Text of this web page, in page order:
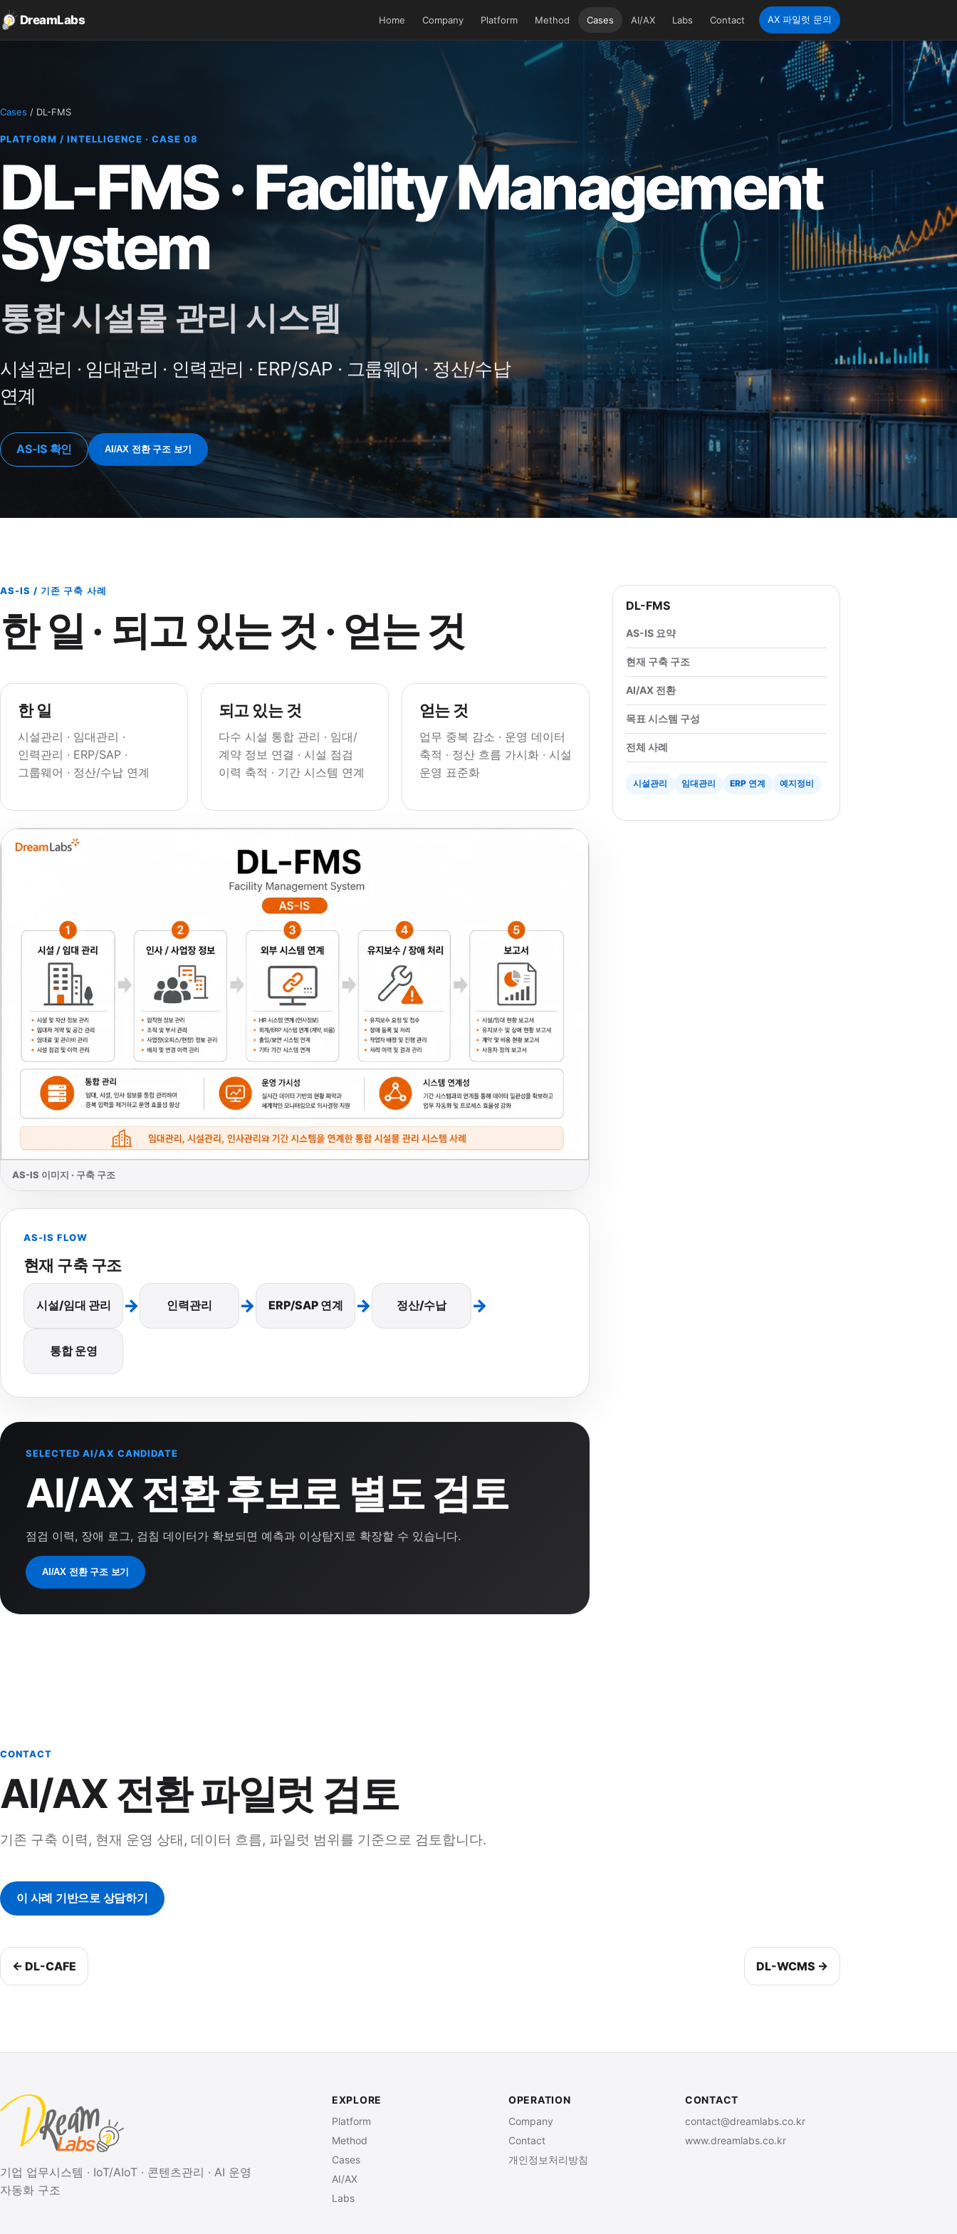
DreamLabs Home Company Platform Method Cases AI/AX Labs Contact AX 파일럿 문의
Cases / DL-FMS
PLATFORM / INTELLIGENCE · CASE 08
DL-FMS · Facility Management
System
통합 시설물 관리 시스템
시설관리 · 임대관리 · 인력관리 · ERP/SAP · 그룹웨어 · 정산/수납
연계
AS-IS 확인 AI/AX 전환 구조 보기
AS-IS / 기존 구축 사례
한 일 · 되고 있는 것 · 얻는 것
한 일
시설관리 · 임대관리 ·
인력관리 · ERP/SAP ·
그룹웨어 · 정산/수납 연계
되고 있는 것
다수 시설 통합 관리 · 임대/
계약 정보 연결 · 시설 점검
이력 축적 · 기간 시스템 연계
얻는 것
업무 중복 감소 · 운영 데이터
축적 · 정산 흐름 가시화 · 시설
운영 표준화
AS-IS 이미지 · 구축 구조
AS-IS FLOW
현재 구축 구조
시설/임대 관리 → 인력관리 → ERP/SAP 연계 → 정산/수납 →
통합 운영
SELECTED AI/AX CANDIDATE
AI/AX 전환 후보로 별도 검토
점검 이력, 장애 로그, 검침 데이터가 확보되면 예측과 이상탐지로 확장할 수 있습니다.
AI/AX 전환 구조 보기
DL-FMS
AS-IS 요약
현재 구축 구조
AI/AX 전환
목표 시스템 구성
전체 사례
시설관리 임대관리 ERP 연계 예지정비
CONTACT
AI/AX 전환 파일럿 검토
기존 구축 이력, 현재 운영 상태, 데이터 흐름, 파일럿 범위를 기준으로 검토합니다.
이 사례 기반으로 상담하기
← DL-CAFE DL-WCMS →
기업 업무시스템 · IoT/AIoT · 콘텐츠관리 · AI 운영
자동화 구조
EXPLORE
Platform
Method
Cases
AI/AX
Labs
OPERATION
Company
Contact
개인정보처리방침
CONTACT
contact@dreamlabs.co.kr
www.dreamlabs.co.kr